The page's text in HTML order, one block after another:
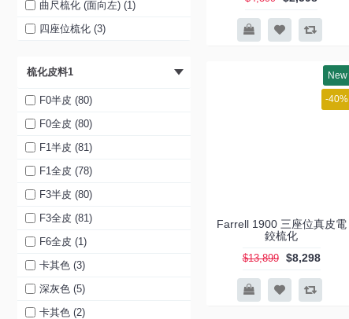
曲尺梳化 (面向左) (1)
四座位梳化 (3)
三座位三電鉸梳化 (1)
單座位真皮手動彈鉸搖轉 (1)
單座位真皮電動彈鉸搖轉 (1)
單座位真皮電動彈鉸 (1)
1900 (1)
2000 (1)
3座位真皮電鉸梳化 (1)
4座位真皮電鉸梳化 (1)
梳化皮料1
F0半皮 (80)
F0全皮 (80)
F1半皮 (81)
F1全皮 (78)
F3半皮 (80)
F3全皮 (81)
F6全皮 (1)
卡其色 (3)
深灰色 (5)
卡其色 (2)
New
-40%
Farrell 1900 三座位真皮電
鉸梳化
$13,899 $8,298